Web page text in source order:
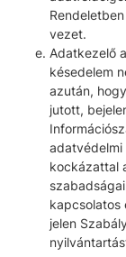
vezet.
Adatkezelő
késedelem
azután,
jutott,
adatvédelmi
kockázattal
kapcsolatos
jelen